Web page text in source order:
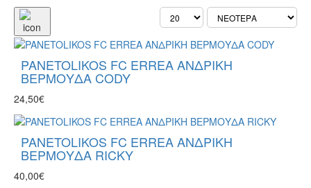
PANETOLIKOS FC ERREA ΑΝΔΡΙΚΗ
ΒΕΡΜΟΥΔΑ CODY
24,50€
PANETOLIKOS FC ERREA ΑΝΔΡΙΚΗ
ΒΕΡΜΟΥΔΑ RICKY
40,00€